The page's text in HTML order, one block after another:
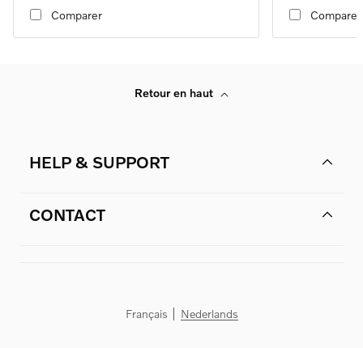
Comparer Comparer
Retour en haut
HELP & SUPPORT
CONTACT
Français Nederlands